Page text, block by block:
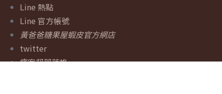
Line 熱點
Line 官方帳號
黃爸爸糖果屋蝦皮官方網店
twitter
痞客邦部落格